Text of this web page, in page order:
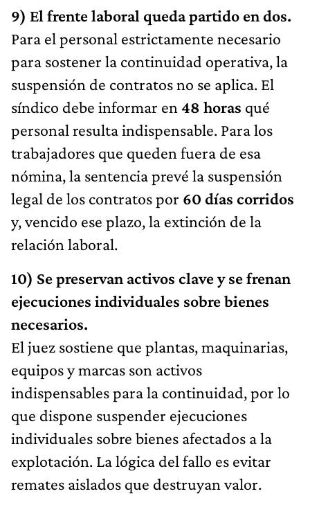
9) El frente laboral queda partido en dos.
Para el personal estrictamente necesario
para sostener la continuidad operativa, la
suspensión de contratos no se aplica. El
síndico debe informar en 48 horas qué
personal resulta indispensable. Para los
trabajadores que queden fuera de esa
nómina, la sentencia prevé la suspensión
legal de los contratos por 60 días corridos
y, vencido ese plazo, la extinción de la
relación laboral.
10) Se preservan activos clave y se frenan
ejecuciones individuales sobre bienes
necesarios.
El juez sostiene que plantas, maquinarias,
equipos y marcas son activos
indispensables para la continuidad, por lo
que dispone suspender ejecuciones
individuales sobre bienes afectados a la
explotación. La lógica del fallo es evitar
remates aislados que destruyan valor.